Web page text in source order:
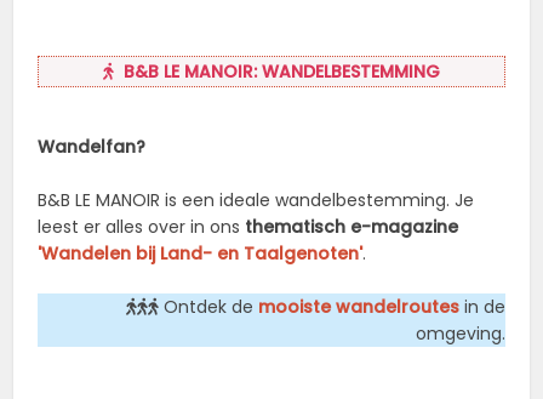
B&B LE MANOIR: WANDELBESTEMMING
Wandelfan?
B&B LE MANOIR is een ideale wandelbestemming. Je
leest er alles over in ons thematisch e-magazine
'Wandelen bij Land- en Taalgenoten'.
Ontdek de mooiste wandelroutesin de
omgeving.